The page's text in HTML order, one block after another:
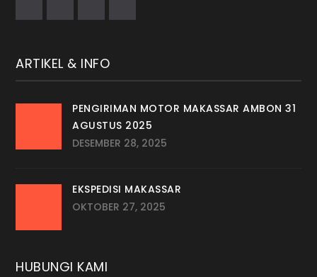
ARTIKEL & INFO
PENGIRIMAN MOTOR MAKASSAR AMBON 31
AGUSTUS 2025
DESEMBER 28, 2025
EKSPEDISI MAKASSAR
OKTOBER 27, 2025
HUBUNGI KAMI